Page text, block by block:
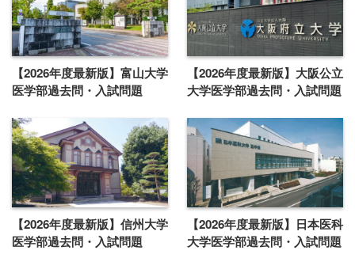
【2026年度最新版】富山大学
医学部過去問・入試問題
【2026年度最新版】大阪公立
大学医学部過去問・入試問題
【2026年度最新版】信州大学
医学部過去問・入試問題
【2026年度最新版】日本医科
大学医学部過去問・入試問題